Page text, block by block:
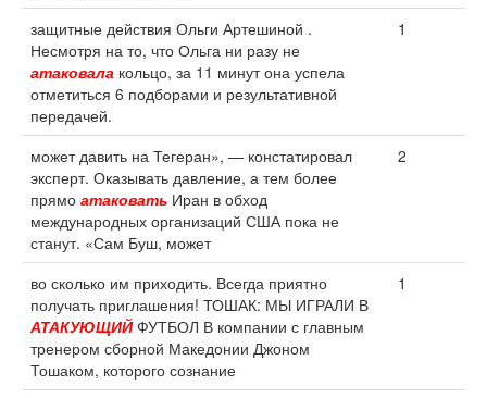
защитные действия Ольги Артешиной .
Несмотря на то, что Ольга ни разу не
атаковала кольцо, за 11 минут она успела
отметиться 6 подборами и результативной
передачей.
1
может давить на Тегеран», — констатировал
эксперт. Оказывать давление, а тем более
прямо атаковать Иран в обход
международных организаций США пока не
станут. «Сам Буш, может
2
во сколько им приходить. Всегда приятно
получать приглашения! ТОШАК: МЫ ИГРАЛИ В
АТАКУЮЩИЙФУТБОЛ В компании с главным
тренером сборной Македонии Джоном
Тошаком, которого сознание
1